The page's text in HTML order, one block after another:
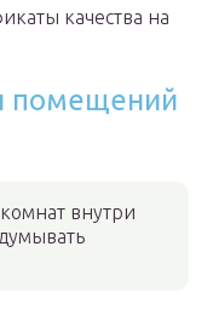
качества на
помещений
внутри